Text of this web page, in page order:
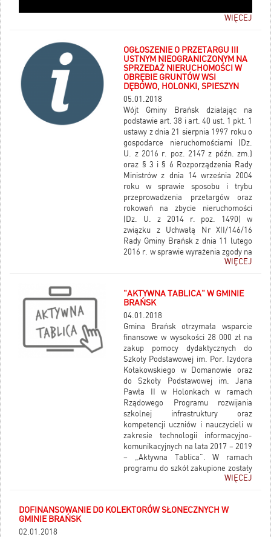
WIĘCEJ
OGŁOSZENIE O PRZETARGU III
USTNYM NIEOGRANICZONYM NA
SPRZEDAŻ NIERUCHOMOŚCI W
OBRĘBIE GRUNTÓW WSI
DĘBOWO, HOLONKI, SPIESZYN
05.01.2018
Wójt Gminy Brańsk działając na
podstawie art. 38 i art. 40 ust. 1 pkt. 1
ustawy z dnia 21 sierpnia 1997 roku o
gospodarce nieruchomościami (Dz.
U. z 2016 r. poz. 2147 z późn. zm.)
oraz § 3 i § 6 Rozporządzenia Rady
Ministrów z dnia 14 września 2004
roku w sprawie sposobu i trybu
przeprowadzenia przetargów oraz
rokowań na zbycie nieruchomości
(Dz. U. z 2014 r. poz. 1490) w
związku z Uchwałą Nr XII/146/16
Rady Gminy Brańsk z dnia 11 lutego
2016 r. w sprawie wyrażenia zgody na
sprzedaż nieruchomości położonych
dnia 30 grudnia 2016 r. w sprawie
wyrażenia zgody na sprzedaż
nieruchomości położonej na terenie
Gminy Brańsk i Uchwałą Nr
XX/222/2017 Rady Gminy Brańsk z
dnia 31 marca 2017 r. w sprawie
wyrażenia zgody na sprzedaż
nieruchomości położonej na terenie
Gminy Brańsk ogłasza przetarg III
ustny nieograniczony na sprzedaż
nieruchomości.
WIĘCEJ
"AKTYWNA TABLICA" W GMINIE
BRAŃSK
04.01.2018
Gmina Brańsk otrzymała wsparcie
finansowe w wysokości 28 000 zł na
zakup pomocy dydaktycznych do
Szkoły Podstawowej im. Por. Izydora
Kołakowskiego w Domanowie oraz
do Szkoły Podstawowej im. Jana
Pawła II w Holonkach w ramach
Rządowego Programu rozwijania
szkolnej infrastruktury oraz
kompetencji uczniów i nauczycieli w
zakresie technologii informacyjno-
komunikacyjnych na lata 2017 – 2019
– „Aktywna Tablica”. W ramach
programu do szkół zakupione zostały
tablice interaktywne wraz z
Całość zadania wynosi 31 000,00 zł.
WIĘCEJ
DOFINANSOWANIE DO KOLEKTORÓW SŁONECZNYCH W
GMINIE BRAŃSK
02.01.2018